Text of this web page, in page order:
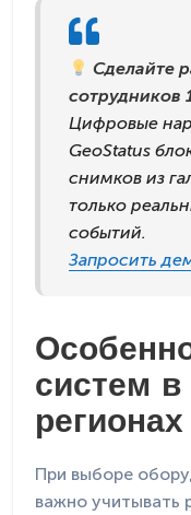
Сделайте
сотрудников
Цифровые
GeoStatus
снимков из
только
событий.
Запросить
систем
регионах
При выборе
важно учитывать